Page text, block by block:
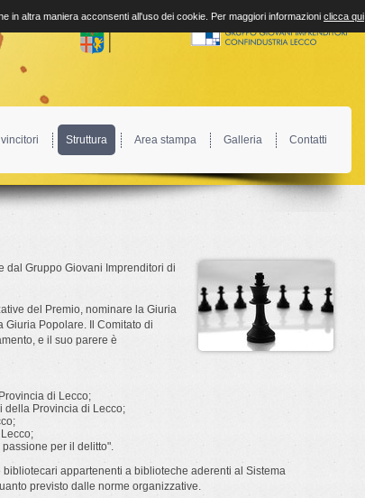
I vincitori Struttura Area stampa Galleria Contatti
dal Gruppo Giovani Imprenditori di
del Premio, nominare la Giuria
Popolare. Il Comitato di
e il suo parere è
di Lecco;
della Provincia di Lecco;
passione per il delitto".
bibliotecari appartenenti a biblioteche aderenti al Sistema
previsto dalle norme organizzative.
in altra maniera acconsenti all'uso dei cookie. Per maggiori informazioni clicca qui